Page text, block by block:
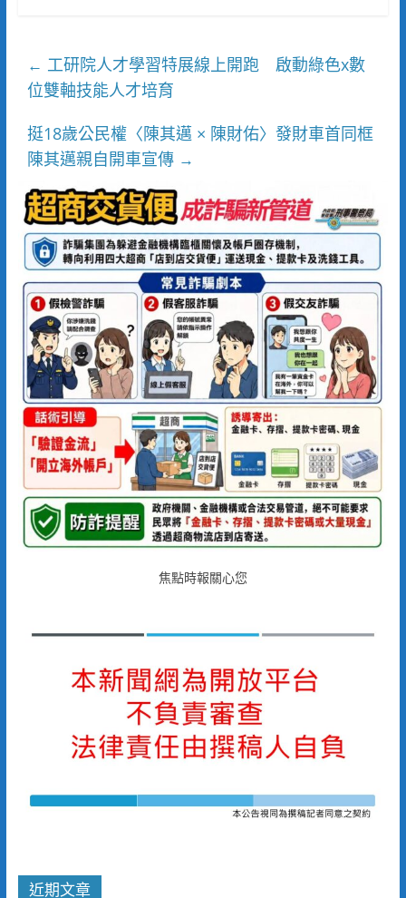
← 工研院人才學習特展線上開跑 啟動綠色x數
位雙軸技能人才培育
挺18歲公民權〈陳其邁 × 陳財佑〉發財車首同框
陳其邁親自開車宣傳 →
焦點時報關心您
近期文章